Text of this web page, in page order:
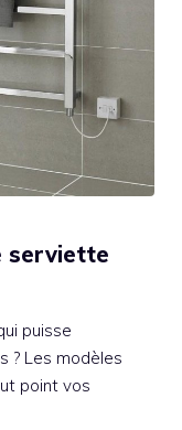
serviette
puisse
? Les modèles
point vos